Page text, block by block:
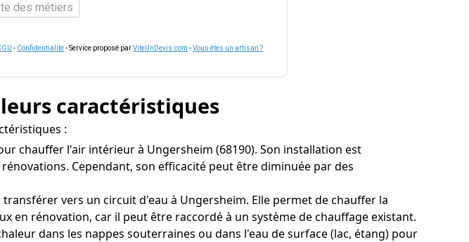
des métiers
- Confidentialité- Service proposé parViteUnDevis.com -Vous êtes un artisan ?
caractéristiques
:
chauffer l'air intérieur à Ungersheim (68190). Son installation est
Cependant, son efficacité peut être diminuée par des
vers un circuit d'eau à Ungersheim. Elle permet de chauffer la
en rénovation, car il peut être raccordé à un système de chauffage existant.
dans les nappes souterraines ou dans l'eau de surface (lac, étang) pour